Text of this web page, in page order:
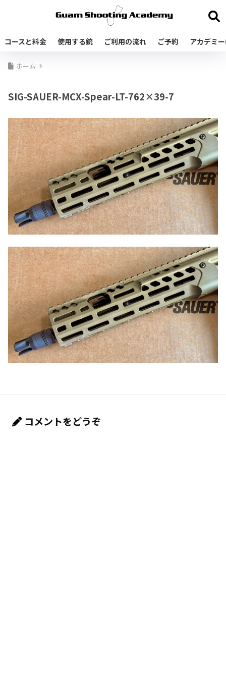
コースと料金 使用する銃 ご利用の流れ ご予約 アカデミ
ホーム
SIG-SAUER-MCX-Spear-LT-762×39-7
コメントをどうぞ